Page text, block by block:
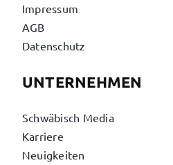
Impressum
AGB
Datenschutz
UNTERNEHMEN
Schwäbisch Media
Karriere
Neuigkeiten